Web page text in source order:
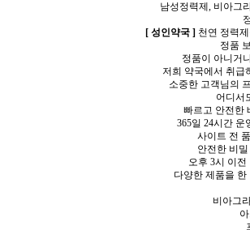
남성정력제, 비아그
[ 성인약국 ] 천연 정력
정품
정품이 아니거
저희 약국에서 취급
소중한 고객님의
어디서
빠르고 안전한
365일 24시간
사이트 전
안전한 비
오후 3시 이
다양한 제품을
비아그